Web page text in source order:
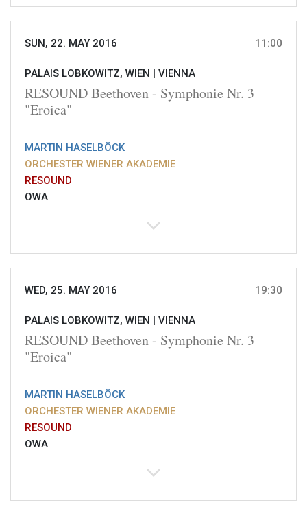
SUN, 22. MAY 2016 11:00
PALAIS LOBKOWITZ, WIEN | VIENNA
RESOUND Beethoven - Symphonie Nr. 3
"Eroica"
MARTIN HASELBÖCK
ORCHESTER WIENER AKADEMIE
RESOUND
OWA
WED, 25. MAY 2016 19:30
PALAIS LOBKOWITZ, WIEN | VIENNA
RESOUND Beethoven - Symphonie Nr. 3
"Eroica"
MARTIN HASELBÖCK
ORCHESTER WIENER AKADEMIE
RESOUND
OWA